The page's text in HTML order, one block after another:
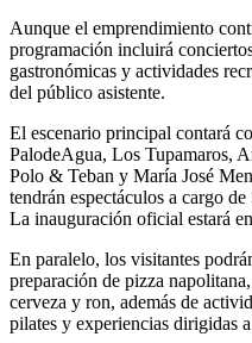
Aunque el emprendimiento
programación incluirá
gastronómicas y actividades
del público asistente.
El escenario principal contará
PalodeAgua, Los Tupamaros,
Polo & Teban y María José
tendrán espectáculos a cargo
La inauguración oficial estará
En paralelo, los visitantes
preparación de pizza
cerveza y ron, además de
pilates y experiencias dirigidas